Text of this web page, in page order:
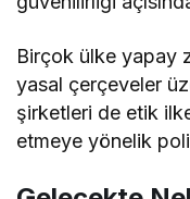
Birçok ülke yapay
yasal çerçeveler
şirketleri de etik
etmeye yönelik